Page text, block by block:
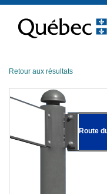
contenu
Retour aux résultats
Route